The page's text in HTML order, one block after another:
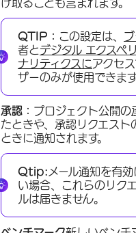
け取ることも含まれます。
QTIP： この設定は、
者とデジタル エクスペ
ナリティクスにアクセ
ザーのみが使用できます
承認： プロジェクト公開の
たときや、承認リクエスト
ときに通知されます。
Qtip: メール通知を有
い場合、これらのリク
ルは届きません。